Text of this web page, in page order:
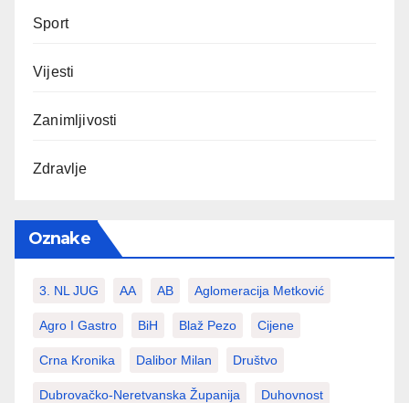
Sport
Vijesti
Zanimljivosti
Zdravlje
Oznake
3. NL JUG AA AB Aglomeracija Metković
Agro I Gastro BiH Blaž Pezo Cijene
Crna Kronika Dalibor Milan Društvo
Dubrovačko-Neretvanska Županija Duhovnost